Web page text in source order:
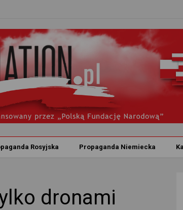
Rosyjska Propaganda Niemiecka
dronami